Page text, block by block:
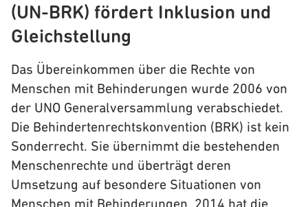
(UN-BRK) fördert Inklusion und
Gleichstellung
Das Übereinkommen über die Rechte von
Menschen mit Behinderungen wurde 2006 von
der UNO Generalversammlung verabschiedet.
Die Behindertenrechtskonvention (BRK) ist kein
Sonderrecht. Sie übernimmt die bestehenden
Menschenrechte und überträgt deren
Umsetzung auf besondere Situationen von